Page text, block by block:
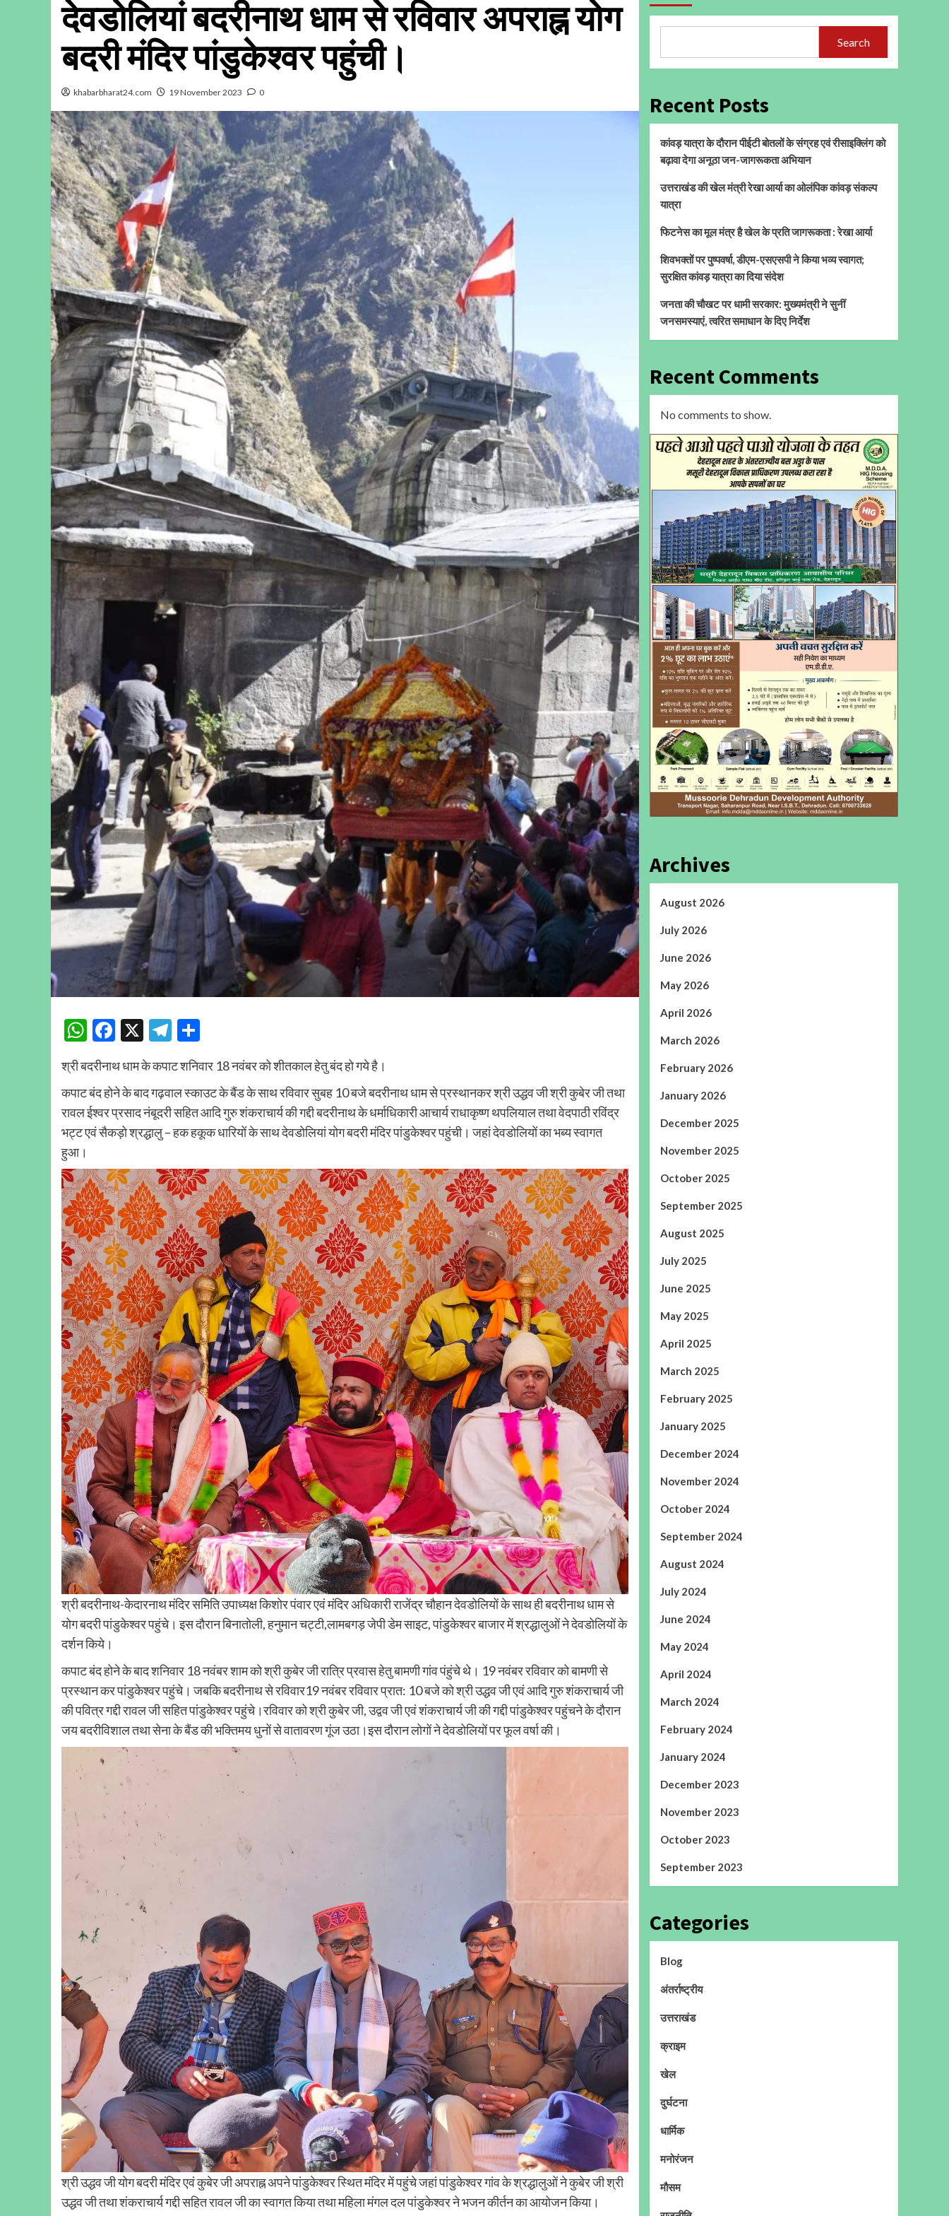
देवडोलियां बदरीनाथ धाम से रविवार अपराह्न योग
बदरी मंदिर पांडुकेश्वर पहुंची।
khabarbharat24.com 19 November 2023 0
WhatsApp
Facebook
X Telegram
श्री बदरीनाथ धाम के कपाट शनिवार 18 नवंबर को शीतकाल हेतु बंद हो गये है।
कपाट बंद होने के बाद गढ़वाल स्काउट के बैंड के साथ रविवार सुबह 10 बजे बदरीनाथ धाम से प्रस्थानकर श्री उद्धव जी श्री कुबेर जी तथा
रावल ईश्वर प्रसाद नंबूदरी सहित आदि गुरु शंकराचार्य की गद्दी बदरीनाथ के धर्माधिकारी आचार्य राधाकृष्ण थपलियाल तथा वेदपाठी रविंद्र
भट्ट एवं सैकड़ो श्रद्धालु – हक हकूक धारियों के साथ देवडोलियां योग बदरी मंदिर पांडुकेश्वर पहुंची। जहां देवडोलियों का भब्य स्वागत
हुआ।
श्री बदरीनाथ-केदारनाथ मंदिर समिति उपाध्यक्ष किशोर पंवार एवं मंदिर अधिकारी राजेंद्र चौहान देवडोलियों के साथ ही बदरीनाथ धाम से
योग बदरी पांडुकेश्वर पहुंचे। इस दौरान बिनातोली, हनुमान चट्टी,लामबगड़ जेपी डेम साइट, पांडुकेश्वर बाजार में श्रद्धालुओं ने देवडोलियों के
दर्शन किये।
कपाट बंद होने के बाद शनिवार 18 नवंबर शाम को श्री कुबेर जी रात्रि प्रवास हेतु बामणी गांव पंहुंचे थे। 19 नवंबर रविवार को बामणी से
प्रस्थान कर पांडुकेश्वर पहुंचे। जबकि बदरीनाथ से रविवार19 नवंबर रविवार प्रात: 10 बजे को श्री उद्धव जी एवं आदि गुरु शंकराचार्य जी
की पवित्र गद्दी रावल जी सहित पांडुकेश्वर पहुंचे।रविवार को श्री कुबेर जी, उद्वव जी एवं शंकराचार्य जी की गद्दी पांडुकेश्वर पहुंचने के दौरान
जय बदरीविशाल तथा सेना के बैंड की भक्तिमय धुनों से वातावरण गूंज उठा।इस दौरान लोगों ने देवडोलियों पर फूल वर्षा की।
श्री उद्धव जी योग बदरी मंदिर एवं कुबेर जी अपराह्न अपने पांडुकेश्वर स्थित मंदिर में पहुंचे जहां पांडुकेश्वर गांव के श्रद्धालुओं ने कुबेर जी श्री
उद्धव जी तथा शंकराचार्य गद्दी सहित रावल जी का स्वागत किया तथा महिला मंगल दल पांडुकेश्वर ने भजन कीर्तन का आयोजन किया।
Search
Recent Posts
कांवड़ यात्रा के दौरान पीईटी बोतलों के संग्रह एवं रीसाइक्लिंग को
बढ़ावा देगा अनूठा जन-जागरूकता अभियान
उत्तराखंड की खेल मंत्री रेखा आर्या का ओलंपिक कांवड़ संकल्प
यात्रा
फिटनेस का मूल मंत्र है खेल के प्रति जागरूकता : रेखा आर्या
शिवभक्तों पर पुष्पवर्षा, डीएम-एसएसपी ने किया भव्य स्वागत;
सुरक्षित कांवड़ यात्रा का दिया संदेश
जनता की चौखट पर धामी सरकार: मुख्यमंत्री ने सुनीं
जनसमस्याएं, त्वरित समाधान के दिए निर्देश
Recent Comments
No comments to show.
Archives
August 2026
July 2026
June 2026
May 2026
April 2026
March 2026
February 2026
January 2026
December 2025
November 2025
October 2025
September 2025
August 2025
July 2025
June 2025
May 2025
April 2025
March 2025
February 2025
January 2025
December 2024
November 2024
October 2024
September 2024
August 2024
July 2024
June 2024
May 2024
April 2024
March 2024
February 2024
January 2024
December 2023
November 2023
October 2023
September 2023
Categories
Blog
अंतर्राष्ट्रीय
उत्तराखंड
क्राइम
खेल
दुर्घटना
धार्मिक
मनोरंजन
मौसम